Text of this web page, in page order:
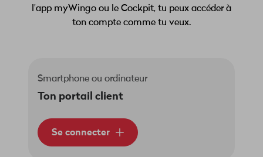
l'app myWingo ou le Cockpit, tu peux accéder à
ton compte comme tu veux.
Smartphone ou ordinateur
Ton portail client
Se connecter